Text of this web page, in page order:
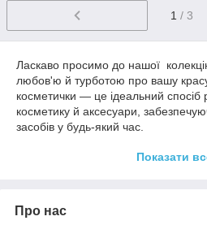
1 / 3
Ласкаво просимо до нашої
любов'ю й турботою про вашу
косметички — це ідеальний спосіб
косметику й аксесуари,
засобів у будь-який час.
організацію ваших косметичних
Показати
Про нас